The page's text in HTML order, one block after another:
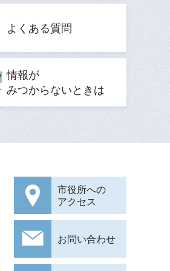
よくある質問
情報が
みつからないときは
市役所への
アクセス
お問い合わせ